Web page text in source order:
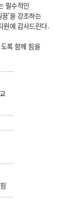
필수적인
’을 강조하는
원에 감사드린다.
록 함께 힘을